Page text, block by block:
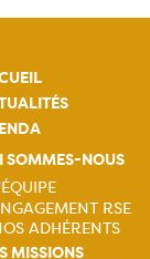
SOMMES-NOUS
RSE
ADHÉRENTS
MISSIONS